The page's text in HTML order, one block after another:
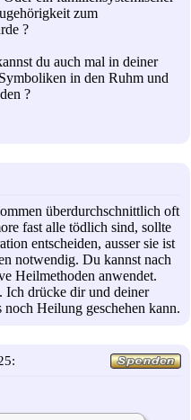
zum
?
du auch mal in deiner
in den Ruhm und
?
überdurchschnittlich oft
fast alle tödlich sind, sollte
entscheiden, ausser sie ist
notwendig. Du kannst nach
Heilmethoden anwendet.
Ich drücke dir und deiner
Heilung geschehen kann.